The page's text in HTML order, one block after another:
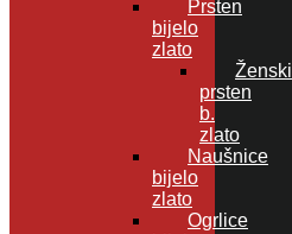
Prsten
bijelo
zlato
Ženski
prsten
b.
zlato
Naušnice
bijelo
zlato
Ogrlice